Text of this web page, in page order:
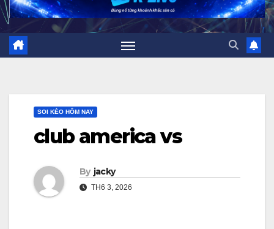
SOI KÈO HÔM NAY
club america vs
By jacky
TH6 3, 2026